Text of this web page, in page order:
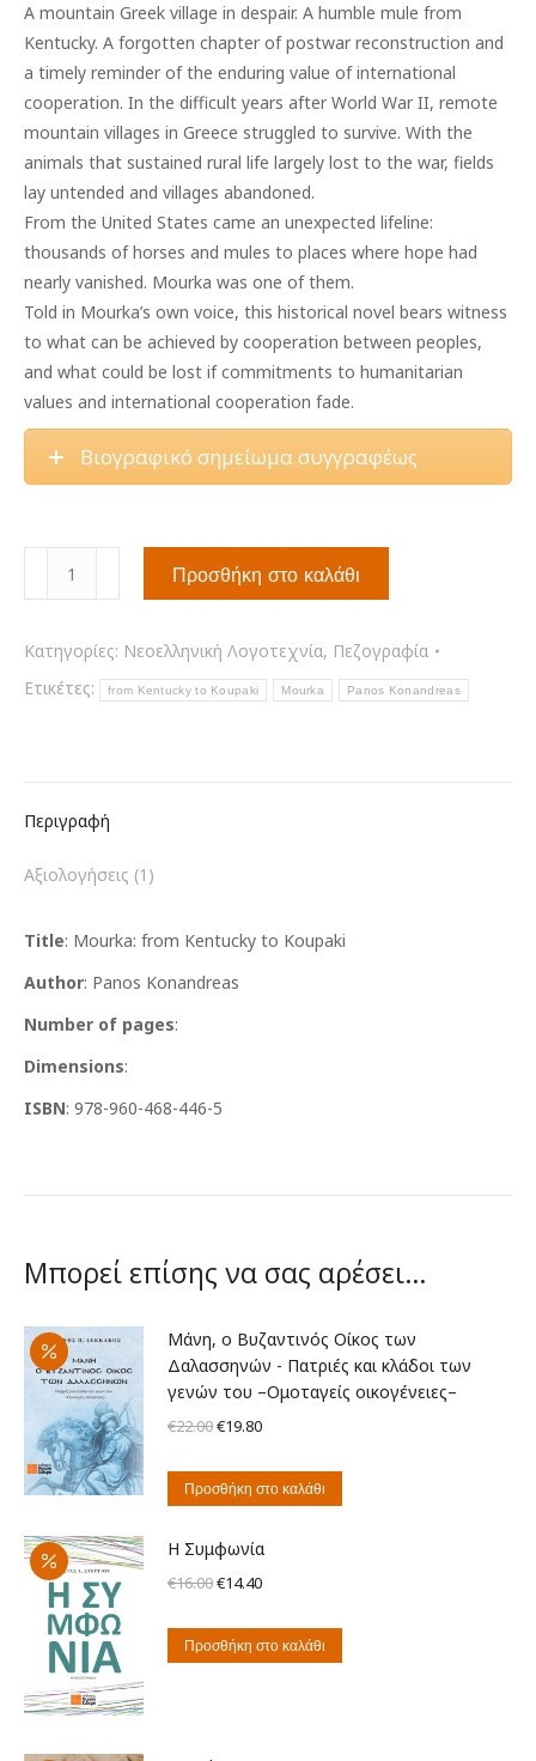
A mountain Greek village in despair. A humble mule from
Kentucky. A forgotten chapter of postwar reconstruction and
a timely reminder of the enduring value of international
cooperation. In the difficult years after World War II, remote
mountain villages in Greece struggled to survive. With the
animals that sustained rural life largely lost to the war, fields
lay untended and villages abandoned.
From the United States came an unexpected lifeline:
thousands of horses and mules to places where hope had
nearly vanished. Mourka was one of them.
Told in Mourka’s own voice, this historical novel bears witness
to what can be achieved by cooperation between peoples,
and what could be lost if commitments to humanitarian
values and international cooperation fade.
Βιογραφικό σημείωμα συγγραφέως
to
Koupaki
Προσθήκη στο καλάθι
Κατηγορίες: Νεοελληνική Λογοτεχνία, Πεζογραφία
Ετικέτες:
from Kentucky to Koupaki Mourka Panos Konandreas
Περιγραφή
Αξιολογήσεις (1)
Title: Mourka: from Kentucky to Koupaki
Author: Panos Konandreas
Number of pages:
Dimensions:
ISBN: 978-960-468-446-5
Μπορεί επίσης να σας αρέσει…
Μάνη, ο Βυζαντινός Οίκος των
Δαλασσηνών - Πατριές και κλάδοι των
γενών του –Oμοταγείς οικογένειες–
€22.00Original
was:
€19.80Η
τιμή
€19.80.
Προσθήκη στο καλάθι
Η Συμφωνία
€16.00Original
was:
€14.40Η
τιμή
Προσθήκη στο καλάθι